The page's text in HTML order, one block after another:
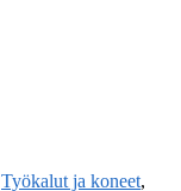
Työkalut ja koneet,